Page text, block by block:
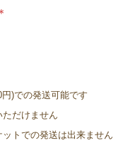
)での発送可能です
だけません
トでの発送は出来ません